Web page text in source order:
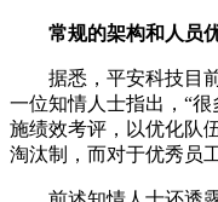
常规的架构和人员
据悉，平安科技目前
一位知情人士指出，“
施绩效考评，以优化队
淘汰制，而对于优秀员